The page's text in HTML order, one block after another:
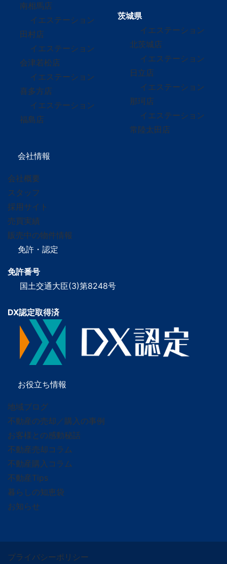
南相馬店
イエステーション
田村店
イエステーション
会津若松店
イエステーション
喜多方店
イエステーション
福島店
茨城県
イエステーション
北茨城店
イエステーション
日立店
イエステーション
那珂店
イエステーション
常陸太田店
会社情報
会社概要
スタッフ
採用サイト
売買実績
販売中の物件情報
免許・認定
免許番号
国土交通大臣(3)第8248号
DX認定取得済
お役立ち情報
地域ブログ
不動産の売却／購入の事例
お客様との感動秘話
不動産売却コラム
不動産購入コラム
不動産Tips
暮らしの知恵袋
お知らせ
プライバシーポリシー